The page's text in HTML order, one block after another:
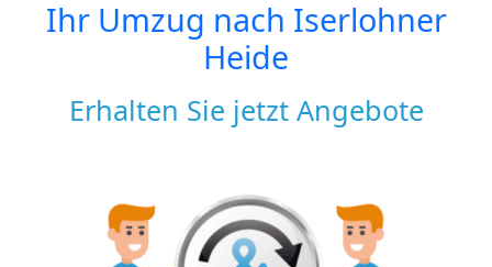
Ihr Umzug nach Iserlohner
Heide
Erhalten Sie jetzt Angebote